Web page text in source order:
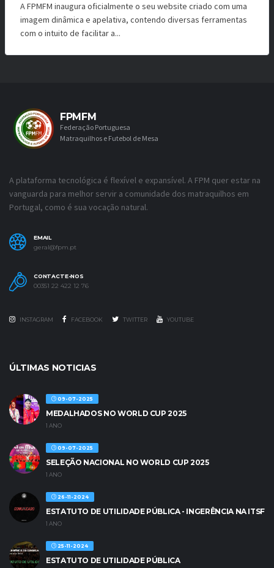
A FPMFM inaugura oficialmente o seu website criado com uma
imagem dinâmica e apelativa, contendo diversas ferramentas
com o intuito de facilitar a...
FPMFM
Federação Portuguesa
Matraquilhos e Futebol de Mesa
A plataforma tecnológica é flexível e expansível. A FPM quer estar na
vanguarda para melhor servir a comunidade dos matraquilhos em
Portugal, como é sua vocação natural.
EMAIL
geral@fpm.pt
CONTACTE-NOS
00351 22 422 12 76
INSTAGRAM FACEBOOK TWITTER YOUTUBE
ÚLTIMAS NOTICIAS
09-07-2025
MEDALHADOS NO WORLD CUP 2025
1 ANO
09-07-2025
SELEÇÃO NACIONAL NO WORLD CUP 2025
1 ANO
26-11-2024
ESTATUTO DE UTILIDADE PÚBLICA - INGERÊNCIA NA ITSF
1 ANO
25-11-2024
ESTATUTO DE UTILIDADE PÚBLICA